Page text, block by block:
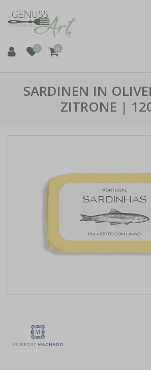
0 0
SARDINEN IN
ZITRONE |